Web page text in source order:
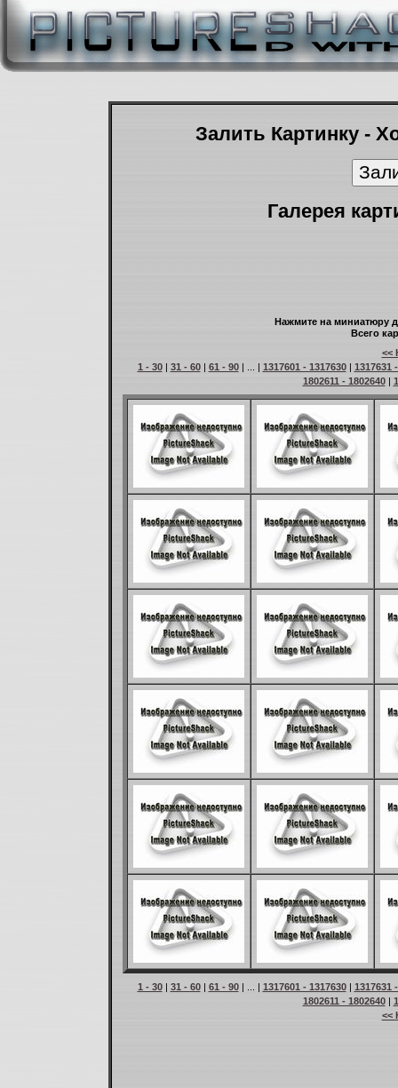
Залить Картинку -
Галерея
Нажмите на миниатюру
Всего
<<
1 - 30| 31 - 60| 61 - 90| ... | 1317601 - 1317630| 1317631
1802611 - 1802640|
1 - 30| 31 - 60| 61 - 90| ... | 1317601 - 1317630| 1317631
1802611 - 1802640|
<<